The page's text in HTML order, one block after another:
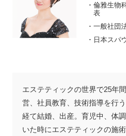
倫雅生物
表
一般社団
日本スパ
エステティックの世界で25年
営、社員教育、技術指導を行
経て結婚、出産。育児中、体
いた時にエステティックの施